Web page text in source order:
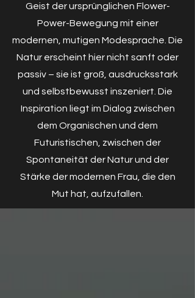
Geist der ursprünglichen Flower-
Power-Bewegung mit einer
modernen, mutigen Modesprache. Die
Natur erscheint hier nicht sanft oder
passiv – sie ist groß, ausdrucksstark
und selbstbewusst inszeniert. Die
Inspiration liegt im Dialog zwischen
dem Organischen und dem
Futuristischen, zwischen der
Spontaneität der Natur und der
Stärke der modernen Frau, die den
Mut hat, aufzufallen.